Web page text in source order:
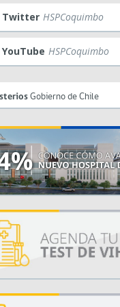
Twitter HSPCoquimbo
YouTube HSPCoquimbo
Gobierno de Chile